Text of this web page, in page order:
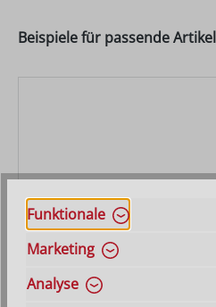
Beispiele für passende Artikel
Feuerstelle Artis
Funktionale
Marketing
Analyse